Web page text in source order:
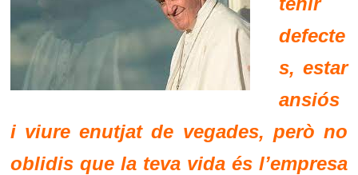
defecte
s, estar
ansiós
i viure enutjat de vegades, però no
oblidis que la teva vida és l’empresa